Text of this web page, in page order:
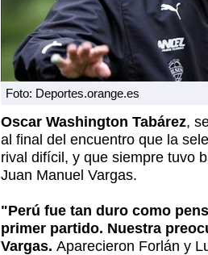
Foto: Deportes.orange.es
Oscar Washington Tabárez,
al final del encuentro que la
rival difícil, y que siempre tuvo
Juan Manuel Vargas.
"Perú fue tan duro como
primer partido. Nuestra
Vargas. Aparecieron Forlán y